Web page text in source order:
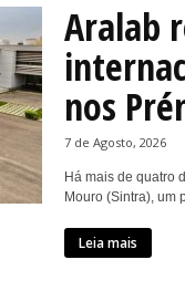
Aralab
nos
7 de Agosto, 2026
Há mais de quatro
Mouro (Sintra), um
Leia mais